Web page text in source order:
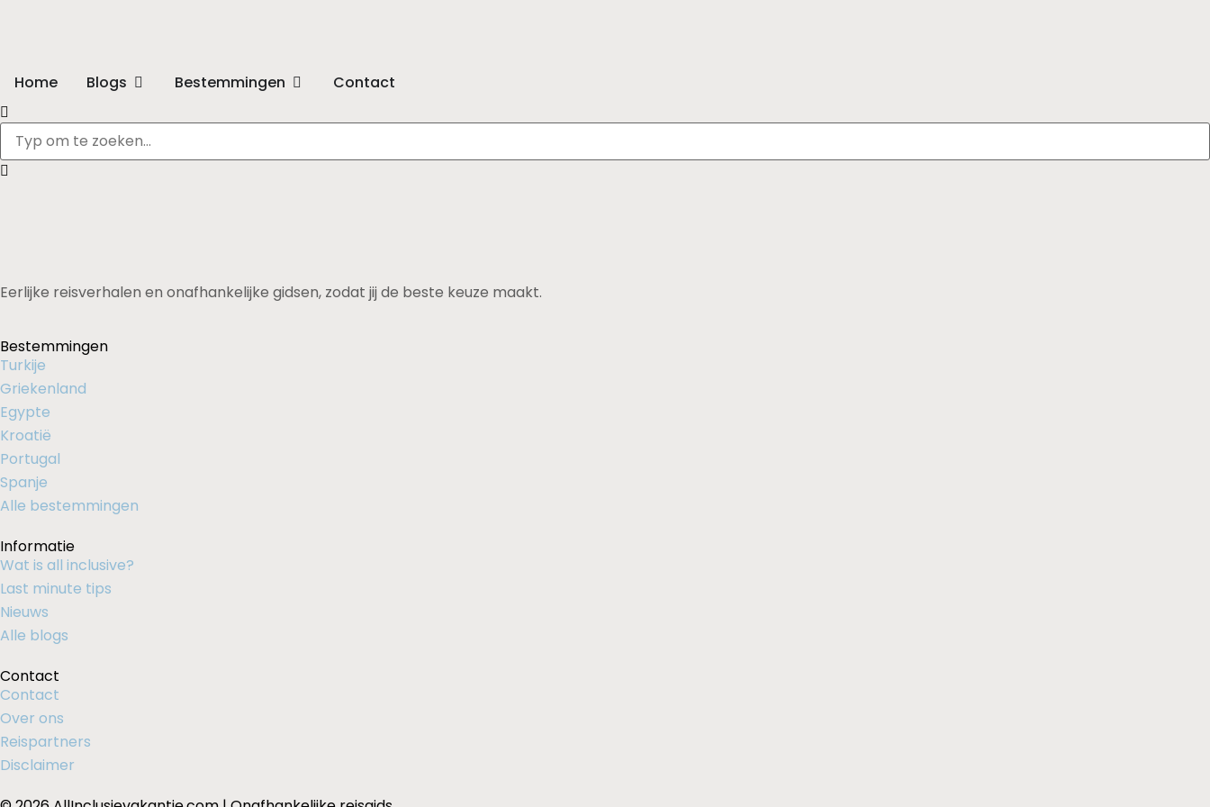
Home Blogs Bestemmingen Contact
Eerlijke reisverhalen en onafhankelijke gidsen, zodat jij de beste keuze maakt.
Bestemmingen
Turkije
Griekenland
Egypte
Kroatië
Portugal
Spanje
Alle bestemmingen
Informatie
Wat is all inclusive?
Last minute tips
Nieuws
Alle blogs
Contact
Contact
Over ons
Reispartners
Disclaimer